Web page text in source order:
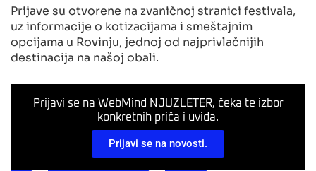
Prijave su otvorene na zvaničnoj stranici festivala,
uz informacije o kotizacijama i smeštajnim
opcijama u Rovinju, jednoj od najprivlačnijih
destinacija na našoj obali.
Prijavi se na WebMind NJUZLETER, čeka te izbor
konkretnih priča i uvida.
Prijavi se na novosti.